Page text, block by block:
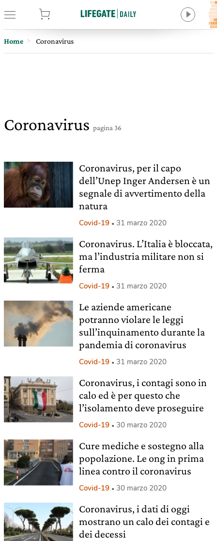
Home Coronavirus
Coronavirus pagina 36
Coronavirus, per il capo
dell’Unep Inger Andersen è un
segnale di avvertimento della
natura
Covid-19 31 marzo 2020
Coronavirus. L’Italia è bloccata,
ma l’industria militare non si
ferma
Covid-19 31 marzo 2020
Le aziende americane
potranno violare le leggi
sull’inquinamento durante la
pandemia di coronavirus
Covid-19 31 marzo 2020
Coronavirus, i contagi sono in
calo ed è per questo che
l’isolamento deve proseguire
Covid-19 30 marzo 2020
Cure mediche e sostegno alla
popolazione. Le ong in prima
linea contro il coronavirus
Covid-19 30 marzo 2020
Coronavirus, i dati di oggi
mostrano un calo dei contagi e
dei decessi